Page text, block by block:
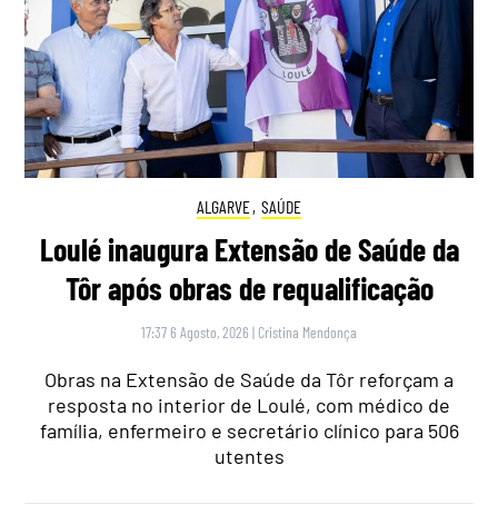
ALGARVE, SAÚDE
Loulé inaugura Extensão de Saúde da
Tôr após obras de requalificação
17:37 6 Agosto, 2026 | Cristina Mendonça
Obras na Extensão de Saúde da Tôr reforçam a
resposta no interior de Loulé, com médico de
família, enfermeiro e secretário clínico para 506
utentes